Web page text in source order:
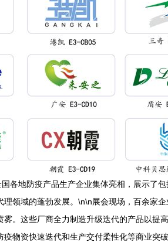
各地防疫产品生产企业集体亮相，展示了
领域的蓬勃发展。\n\n展会现场，百余家
。这些厂商全力制造升级迭代的产品以
物资快速迭代和生产交付柔性化等商业